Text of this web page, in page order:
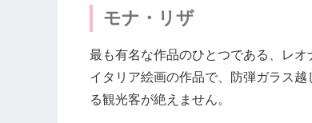
モナ・リザ
最も有名な作品のひとつである、レ
イタリア絵画の作品で、防弾ガラス
る観光客が絶えません。